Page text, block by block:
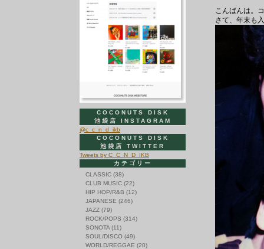
ク
ス
CD
こんばんは。
さて、年末も
COCONUTS DISK
池袋店 INSTAGRAM
@c_c_n_d_ikb
COCONUTS DISK
池袋店 TWITTER
Tweets by C_C_N_D_IKB
カテゴリー
CLASSIC (38)
CLUB MUSIC (22)
HIP HOP/R&B (12)
JAPANESE (246)
JAZZ (79)
ROCK/POPS (314)
SONOTA (11)
SOUL/DISCO (49)
WORLD/REGGAE (20)